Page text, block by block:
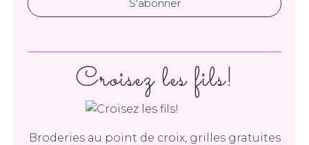
Croisez les fils!
Broderies au point de croix, grilles gratuites